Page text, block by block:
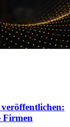
Firmen